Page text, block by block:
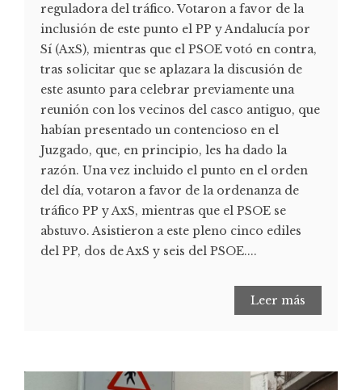
reguladora del tráfico. Votaron a favor de la
inclusión de este punto el PP y Andalucía por
Sí (AxS), mientras que el PSOE votó en contra,
tras solicitar que se aplazara la discusión de
este asunto para celebrar previamente una
reunión con los vecinos del casco antiguo, que
habían presentado un contencioso en el
Juzgado, que, en principio, les ha dado la
razón. Una vez incluido el punto en el orden
del día, votaron a favor de la ordenanza de
tráfico PP y AxS, mientras que el PSOE se
abstuvo. Asistieron a este pleno cinco ediles
del PP, dos de AxS y seis del PSOE....
Leer más